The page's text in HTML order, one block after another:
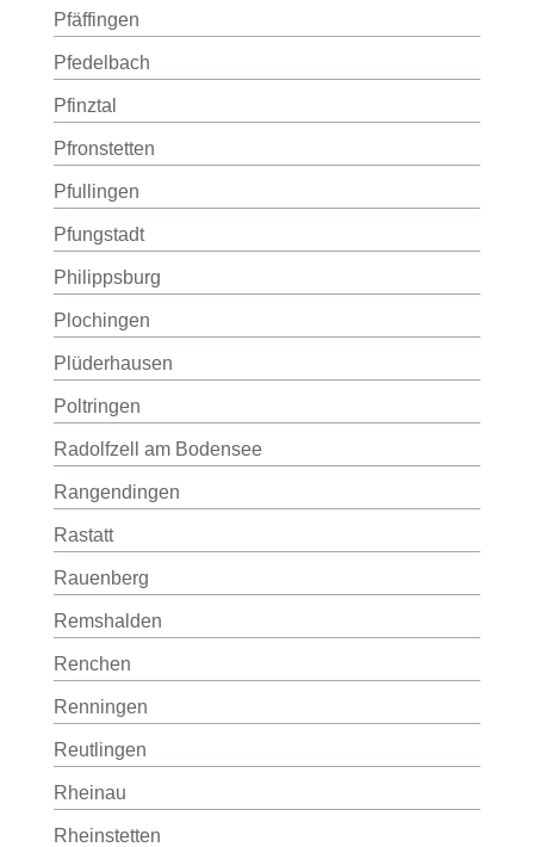
Pfäffingen
Pfedelbach
Pfinztal
Pfronstetten
Pfullingen
Pfungstadt
Philippsburg
Plochingen
Plüderhausen
Poltringen
Radolfzell am Bodensee
Rangendingen
Rastatt
Rauenberg
Remshalden
Renchen
Renningen
Reutlingen
Rheinau
Rheinstetten